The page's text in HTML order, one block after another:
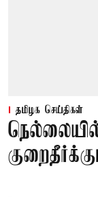
தமிழக செய்திகள்